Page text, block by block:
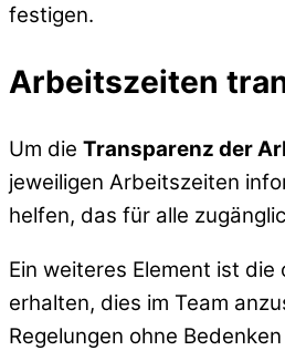
festigen.
Arbeitszeiten
Um die Transparenz der
jeweiligen Arbeitszeiten
helfen, das für alle
Ein weiteres Element ist
erhalten, dies im Team
Regelungen ohne